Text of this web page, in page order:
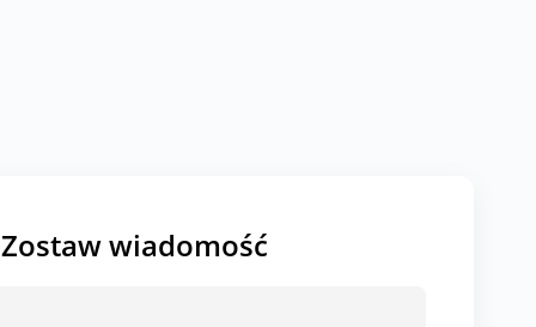
Zostaw wiadomość